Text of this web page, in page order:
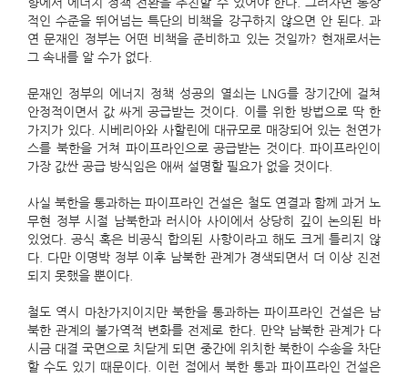
향에서 에너지 정책 전환을 추진할 수 있어야 한다. 그러자면 통상
적인 수준을 뛰어넘는 특단의 비책을 강구하지 않으면 안 된다. 과
연 문재인 정부는 어떤 비책을 준비하고 있는 것일까? 현재로서는
그 속내를 알 수가 없다.
문재인 정부의 에너지 정책 성공의 열쇠는 LNG를 장기간에 걸쳐
안정적이면서 값 싸게 공급받는 것이다. 이를 위한 방법으로 딱 한
가지가 있다. 시베리아와 사할린에 대규모로 매장되어 있는 천연가
스를 북한을 거쳐 파이프라인으로 공급받는 것이다. 파이프라인이
가장 값싼 공급 방식임은 애써 설명할 필요가 없을 것이다.
사실 북한을 통과하는 파이프라인 건설은 철도 연결과 함께 과거 노
무현 정부 시절 남북한과 러시아 사이에서 상당히 깊이 논의된 바
있었다. 공식 혹은 비공식 합의된 사항이라고 해도 크게 틀리지 않
다. 다만 이명박 정부 이후 남북한 관계가 경색되면서 더 이상 진전
되지 못했을 뿐이다.
철도 역시 마찬가지이지만 북한을 통과하는 파이프라인 건설은 남
북한 관계의 불가역적 변화를 전제로 한다. 만약 남북한 관계가 다
시금 대결 국면으로 치닫게 되면 중간에 위치한 북한이 수송을 차단
할 수도 있기 때문이다. 이런 점에서 북한 통과 파이프라인 건설은